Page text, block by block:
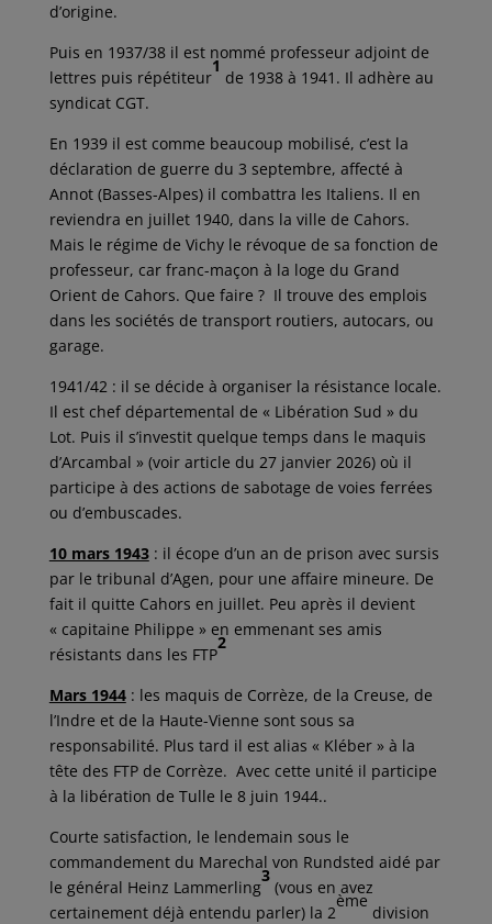
d’origine.
Puis en 1937/38 il est nommé professeur adjoint de
lettres puis répétiteur
1
de 1938 à 1941. Il adhère au
syndicat CGT.
En 1939 il est comme beaucoup mobilisé, c’est la
déclaration de guerre du 3 septembre, affecté à
Annot (Basses-Alpes) il combattra les Italiens. Il en
reviendra en juillet 1940, dans la ville de Cahors.
Mais le régime de Vichy le révoque de sa fonction de
professeur, car franc-maçon à la loge du Grand
Orient de Cahors. Que faire ? Il trouve des emplois
dans les sociétés de transport routiers, autocars, ou
garage.
1941/42 : il se décide à organiser la résistance locale.
Il est chef départemental de « Libération Sud » du
Lot. Puis il s’investit quelque temps dans le maquis
d’Arcambal » (voir article du 27 janvier 2026) où il
participe à des actions de sabotage de voies ferrées
ou d’embuscades.
10 mars 1943: il écope d’un an de prison avec sursis
par le tribunal d’Agen, pour une affaire mineure. De
fait il quitte Cahors en juillet. Peu après il devient
« capitaine Philippe » en emmenant ses amis
résistants dans les FTP
2
Mars 1944: les maquis de Corrèze, de la Creuse, de
l’Indre et de la Haute-Vienne sont sous sa
responsabilité. Plus tard il est alias « Kléber » à la
tête des FTP de Corrèze. Avec cette unité il participe
à la libération de Tulle le 8 juin 1944..
Courte satisfaction, le lendemain sous le
commandement du Marechal von Rundsted aidé par
le général Heinz Lammerling
3
(vous en avez
certainement déjà entendu parler) la 2
ème
division